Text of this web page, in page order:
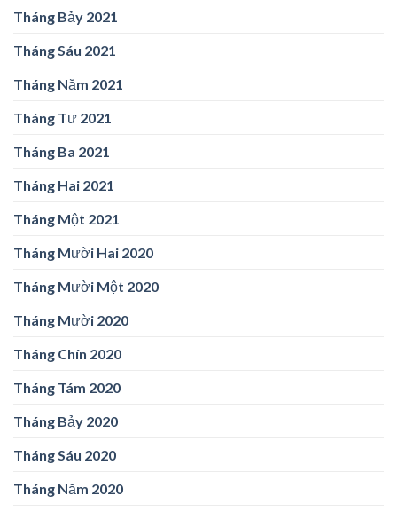
Tháng Bảy 2021
Tháng Sáu 2021
Tháng Năm 2021
Tháng Tư 2021
Tháng Ba 2021
Tháng Hai 2021
Tháng Một 2021
Tháng Mười Hai 2020
Tháng Mười Một 2020
Tháng Mười 2020
Tháng Chín 2020
Tháng Tám 2020
Tháng Bảy 2020
Tháng Sáu 2020
Tháng Năm 2020